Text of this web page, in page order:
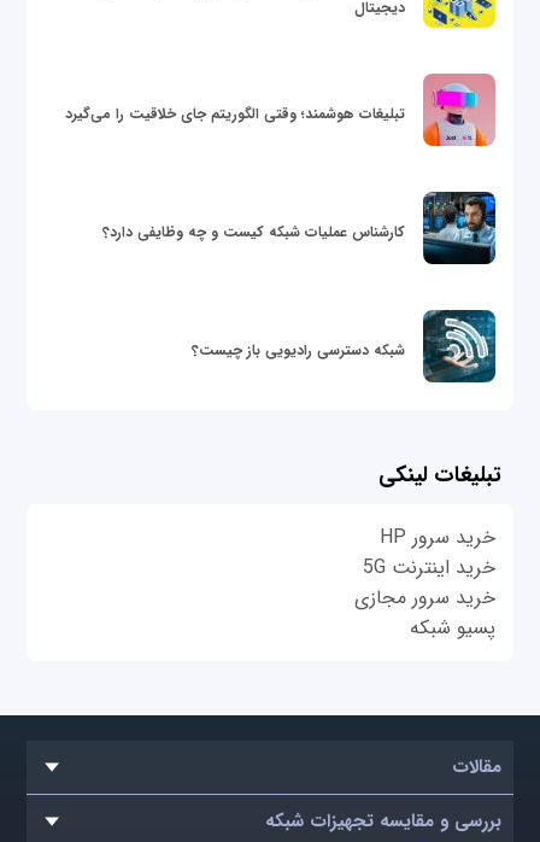
دیجیتال
تبلیغات هوشمند؛ وقتی الگوریتم جای خلاقیت را می‌گیرد
کارشناس عملیات شبکه کیست و چه وظایفی دارد؟
شبکه دسترسی رادیویی باز چیست؟
تبلیغات لینکی
خرید سرور HP
خرید اینترنت 5G
خرید سرور مجازی
پسیو شبکه
مقالات
بررسی و مقایسه تجهیزات شبکه